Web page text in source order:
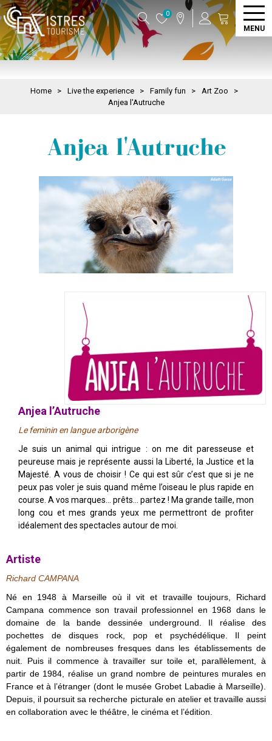
0
MENU
Home > Live the experience > Family fun > Art Zoo
>
Anjea l'Autruche
Anjea l'Autruche
Anjea l’Autruche
Le feminin en langue arborigène
Je suis un animal qui intrigue : on me dit paresseuse et
peureuse mais je représente aussi la Liberté, la Justice et la
Majesté. A vous de choisir ! Ce qui est sûr c’est que si je ne
peux pas voler je suis quand même l’oiseau le plus rapide en
course. A vos marques… prêts… partez ! Ma grande taille, mon
long cou et mes grands yeux me permettront de profiter
idéalement des spectacles autour de moi.
Artiste
Richard CAMPANA
Né en 1948 à Marseille où il vit et travaille toujours, Richard
Campana commence son travail professionnel en 1968 dans le
domaine de la bande dessinée underground. Il réalise des
pochettes de disques rock, pop et psychédélique. Il peint
également de nombreuses fresques dans les établissements de
nuit. Puis il commence à travailler sur toile et, parallèlement, à
partir de 1984, réalise un grand nombre de peintures murales en
France et à l’étranger (dont le musée Grobet Labadie à Marseille).
Depuis, il poursuit sa recherche picturale en atelier et travaille aussi
en collaboration avec le théâtre, le cinéma et l’édition.